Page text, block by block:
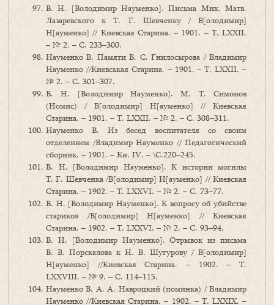
В. Н. [Володимир Науменко]. Письма Мих. Матв.
Лазаревского к Т. Г. Шевченку / В[олодимир]
Н[ауменко] // Киевская Старина. – 1901. – Т. LXXII.
– № 2. – С. 233–300.
Науменко В. Памяти В. С. Гнилосырова / Владимир
Науменко //Киевськая Старина. – 1901. – Т. LXXII. –
№ 2. – С. 301–307.
В. Н. [Володимир Науменко]. М. Т. Симонов
(Номис) / В[олодимир] Н[ауменко] // Киевская
Старина. – 1901. – Т. LXXII. – № 2. – С. 308–311.
Науменко В. Из бесед воспитателя со своим
отделением /Владимир Науменко // Педагогический
сборник. – 1901. – Кн. IV. – \C.220–245.
В. Н. [Володимир Науменко]. К истории могилы
Т. Г. Шевченка /В[олодимир] Н[ауменко] // Киевская
Старина. – 1902. – Т. LXXVI. – № 2. – С. 73–77.
В. Н. [Володимир Науменко]. К вопросу об убийстве
стариков /В[олодимир] Н[ауменко] // Киевская
Старина. – 1902. – Т. LXXVI. – № 2. – С. 93–94.
В. Н. [Володимир Науменко]. Отрывок из письма
В. В. Порскалова к Н. В. Шугурову / В[олодимир]
Н[ауменко] //Киевская Старина. – 1902. – Т.
LXXVIII. – № 9. – С. 114–115.
Науменко В. А. А. Навроцкий (поминка) / Владимир
Науменко //Киевская Старина. – 1902. – Т. LXXIX. –